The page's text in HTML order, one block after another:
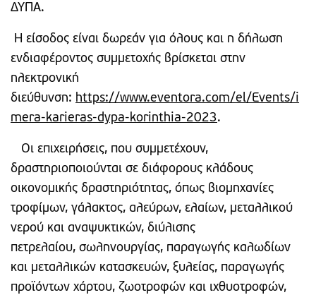
ΔΥΠΑ.
Η είσοδος είναι δωρεάν για όλους και η δήλωση
ενδιαφέροντος συμμετοχής βρίσκεται στην
ηλεκτρονική
διεύθυνση: https://www.eventora.com/el/Events/i
mera-karieras-dypa-korinthia-2023.
Οι επιχειρήσεις, που συμμετέχουν,
δραστηριοποιούνται σε διάφορους κλάδους
οικονομικής δραστηριότητας, όπως βιομηχανίες
τροφίμων, γάλακτος, αλεύρων, ελαίων, μεταλλικού
νερού και αναψυκτικών, διύλισης
πετρελαίου, σωληνουργίας, παραγωγής καλωδίων
και μεταλλικών κατασκευών, ξυλείας, παραγωγής
προϊόντων χάρτου, ζωοτροφών και ιχθυοτροφών,